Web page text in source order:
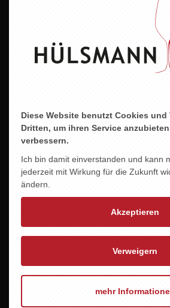
Allergene
enthält Sulfite
ZU DIESEM
Diese Website benutzt Cookies
Dritten, um ihren Service
verbessern.
Ich bin damit einverstanden und kann
jederzeit mit Wirkung für die Zukunft
ändern.
Akzeptieren
Verweigern
mehr